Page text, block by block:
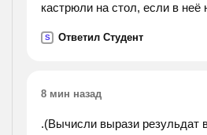
кастрюли на стол, если в неё
S Ответил Студент
8 мин назад
.(Вычисли вырази резульдат